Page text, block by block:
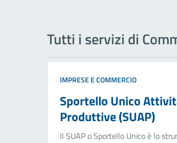
Tutti i servizi di
IMPRESE E COMMERCIO
Sportello Unico
Produttive (SUAP)
Il SUAP o Sportello Unico è lo